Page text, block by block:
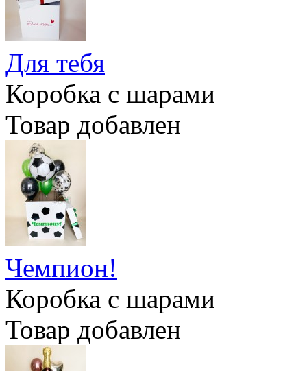
Для тебя
Коробка с шарами
Товар добавлен
Чемпион!
Коробка с шарами
Товар добавлен